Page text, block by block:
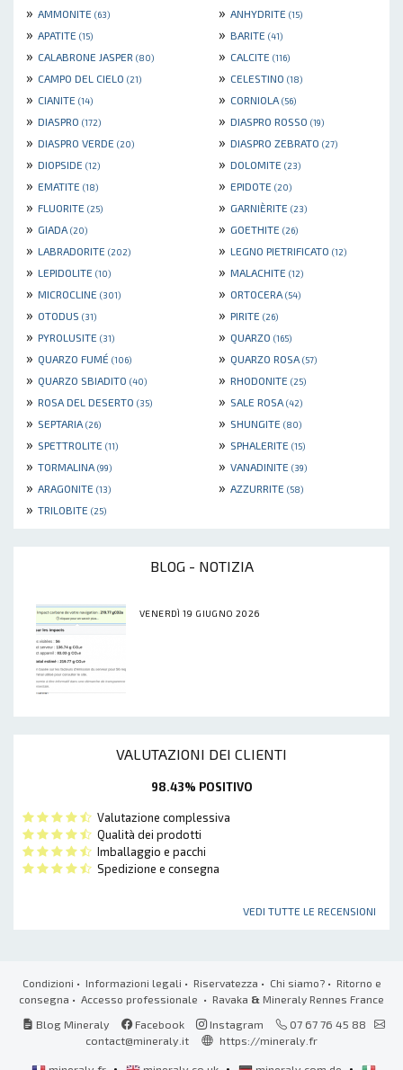
» AMMONITE (63) » ANHYDRITE (15)
» APATITE (15) » BARITE (41)
» CALABRONE JASPER (80) » CALCITE (116)
» CAMPO DEL CIELO (21) » CELESTINO (18)
» CIANITE (14) » CORNIOLA (56)
» DIASPRO (172) » DIASPRO ROSSO (19)
» DIASPRO VERDE (20) » DIASPRO ZEBRATO (27)
» DIOPSIDE (12) » DOLOMITE (23)
» EMATITE (18) » EPIDOTE (20)
» FLUORITE (25) » GARNIÈRITE (23)
» GIADA (20) » GOETHITE (26)
» LABRADORITE (202) » LEGNO PIETRIFICATO (12)
» LEPIDOLITE (10) » MALACHITE (12)
» MICROCLINE (301) » ORTOCERA (54)
» OTODUS (31) » PIRITE (26)
» PYROLUSITE (31) » QUARZO (165)
» QUARZO FUMÉ (106) » QUARZO ROSA (57)
» QUARZO SBIADITO (40) » RHODONITE (25)
» ROSA DEL DESERTO (35) » SALE ROSA (42)
» SEPTARIA (26) » SHUNGITE (80)
» SPETTROLITE (11) » SPHALERITE (15)
» TORMALINA (99) » VANADINITE (39)
» ARAGONITE (13) » AZZURRITE (58)
» TRILOBITE (25)
BLOG - NOTIZIA
VENERDÌ 19 GIUGNO 2026
VALUTAZIONI DEI CLIENTI
98.43% POSITIVO
Valutazione complessiva
Qualità dei prodotti
Imballaggio e pacchi
Spedizione e consegna
VEDI TUTTE LE RECENSIONI
Condizioni • Informazioni legali • Riservatezza • Chi siamo?• Ritorno e
consegna • Accesso professionale • Ravaka & Mineraly Rennes France
Blog Mineraly
Facebook Instagram
07 67 76 45 88
contact@mineraly.it
https://mineraly.fr